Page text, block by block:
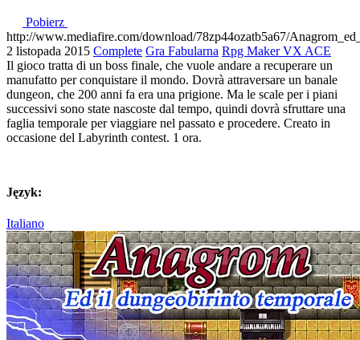
Pobierz
http://www.mediafire.com/download/78zp44ozatb5a67/
2 listopada 2015 Complete Gra Fabularna Rpg Maker VX ACE
Il gioco tratta di un boss finale, che vuole andare a recuperare un
manufatto per conquistare il mondo. Dovrà attraversare un banale
dungeon, che 200 anni fa era una prigione. Ma le scale per i piani
successivi sono state nascoste dal tempo, quindi dovrà sfruttare una
faglia temporale per viaggiare nel passato e procedere. Creato in
occasione del Labyrinth contest. 1 ora.
Język:
Italiano